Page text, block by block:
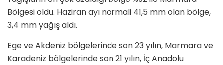
Bölgesi oldu. Haziran ayı normali 41,5 mm olan bölge,
3,4 mm yağış aldı.
Ege ve Akdeniz bölgelerinde son 23 yılın, Marmara ve
Karadeniz bölgelerinde son 21 yılın, İç Anadolu